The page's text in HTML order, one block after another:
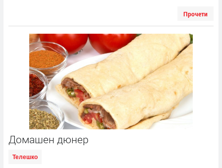
Прочети
Домашен дюнер
Телешко